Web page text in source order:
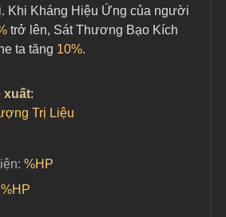
Khi Kháng Hiệu Ứng của người
trở lên, Sát Thương Bạo Kích
ta tăng 10%.
xuất:
Trị Liệu
%HP
%HP